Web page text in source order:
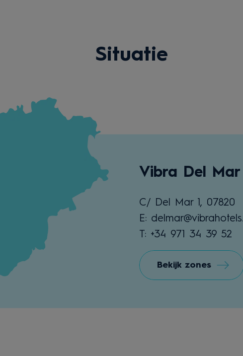
Situatie
Vibra Del
C/ Del Mar 1, 07820
E:
T: +34 971 34 39 52
Bekijk zones